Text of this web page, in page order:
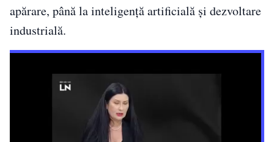
apărare, până la inteligență artificială și dezvoltare
industrială.